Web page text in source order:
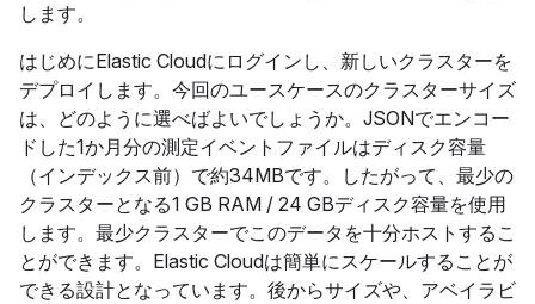
します。
はじめにElastic Cloudにログインし、新しいクラスターを
デプロイします。今回のユースケースのクラスターサイズ
は、どのように選べばよいでしょうか。JSONでエンコー
ドした1か月分の測定イベントファイルはディスク容量
（インデックス前）で約34MBです。したがって、最少の
クラスターとなる1 GB RAM / 24 GBディスク容量を使用
します。最少クラスターでこのデータを十分ホストするこ
とができます。Elastic Cloudは簡単にスケールすることが
できる設計となっています。後からサイズや、アベイラビ